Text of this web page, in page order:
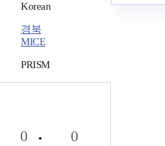
Korean
경북
MICE
PRISM
0 0